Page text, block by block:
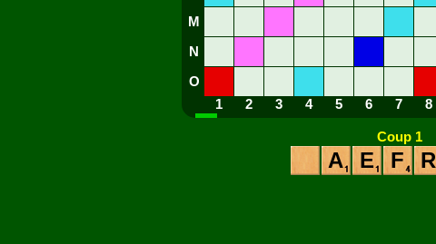
M
N
O
1
2 3 4 5 6 7 8
Coup 1
A E F R